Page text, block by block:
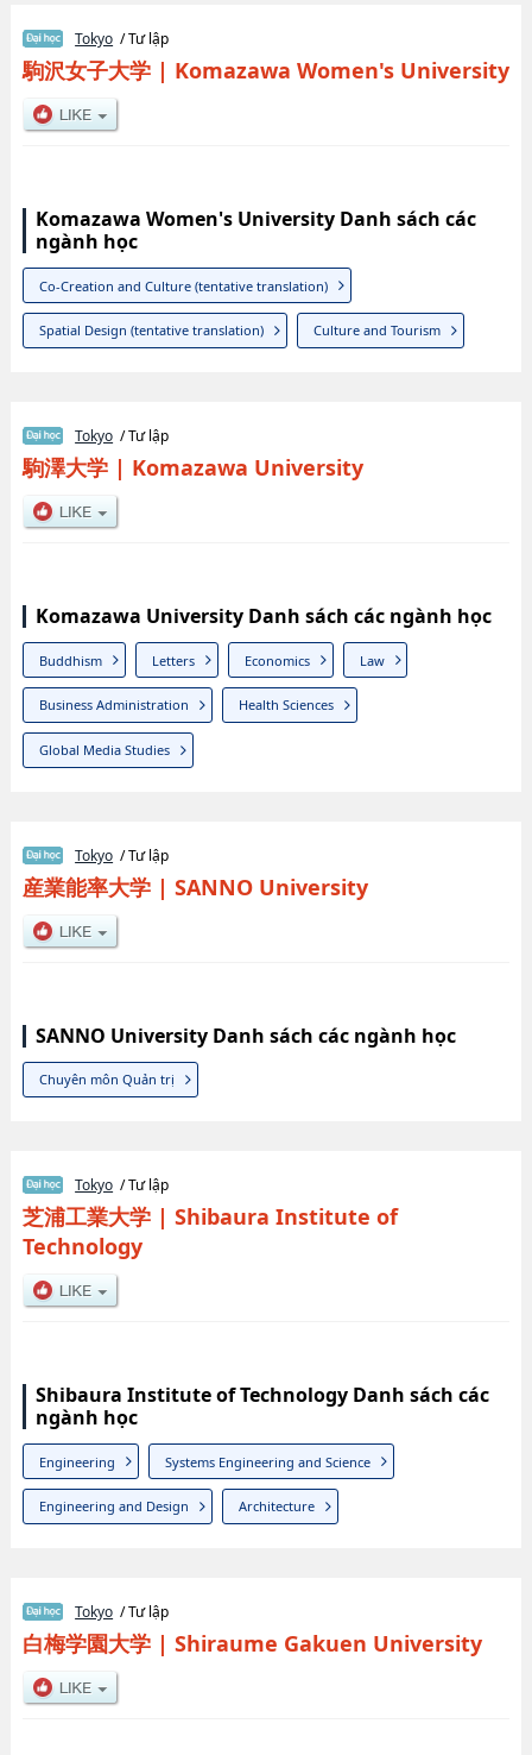
Tokyo / Tư lập
駒沢女子大学| Komazawa Women's University
Komazawa Women's University Danh sách các
ngành học
Co-Creation and Culture (tentative translation)
Spatial Design (tentative translation) Culture and Tourism
Tokyo / Tư lập
駒澤大学| Komazawa University
Komazawa University Danh sách các ngành học
Buddhism Letters Economics Law
Business Administration Health Sciences
Global Media Studies
Tokyo / Tư lập
産業能率大学| SANNO University
SANNO University Danh sách các ngành học
Chuyên môn Quản trị
Tokyo / Tư lập
芝浦工業大学| Shibaura Institute of
Technology
Shibaura Institute of Technology Danh sách các
ngành học
Engineering Systems Engineering and Science
Engineering and Design Architecture
Tokyo / Tư lập
白梅学園大学| Shiraume Gakuen University